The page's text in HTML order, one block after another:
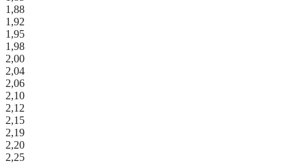
1,88
1,92
1,95
1,98
2,00
2,04
2,06
2,10
2,12
2,15
2,19
2,20
2,25